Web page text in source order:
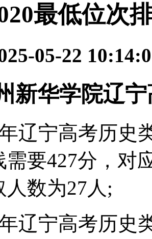
最低位次
05-22
新华学院辽
辽宁高考历史
需要427分，对
数为27人;
辽宁高考历史